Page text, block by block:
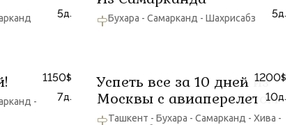
5д. Бухара - Самарканд - Шахрисабз 5д.
-
1150$
7д.
Успеть все за 10 дней из
Москвы с авиаперелетом
Ташкент - Бухара - Самарканд - Хива -
1200$
10д.